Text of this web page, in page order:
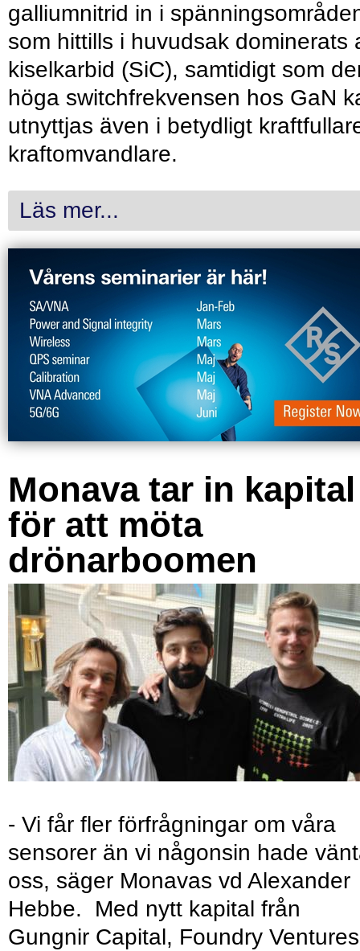
galliumnitrid in i
som hittills i huvudsak dominerats
kiselkarbid (SiC), samtidigt som
höga switchfrekvensen hos GaN
utnyttjas även i betydligt
kraftomvandlare.
Läs mer...
Monava tar in kapital
för att möta
drönarboomen
- Vi får fler förfrågningar om våra
sensorer än vi någonsin hade
oss, säger Monavas vd Alexander
Hebbe. Med nytt kapital från
Gungnir Capital, Foundry Ventures